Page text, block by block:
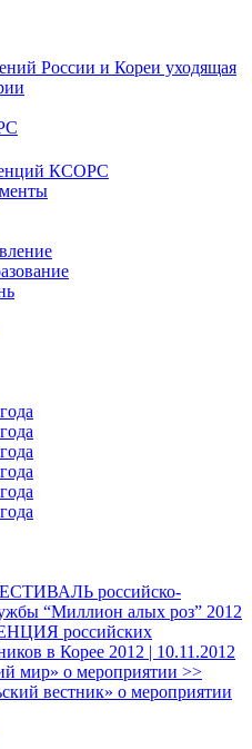
России и Кореи уходящая
КСОРС
российско-
“Миллион алых роз” 2012
российских
в Корее 2012 | 10.11.2012
мир» о мероприятии >>
вестник» о мероприятии